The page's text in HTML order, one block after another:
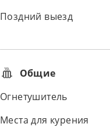
Поздний выезд
Общие
Огнетушитель
Места для курения